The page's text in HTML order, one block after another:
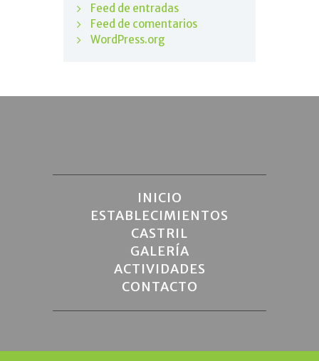
Feed de entradas
Feed de comentarios
WordPress.org
INICIO
ESTABLECIMIENTOS
CASTRIL
GALERÍA
ACTIVIDADES
CONTACTO